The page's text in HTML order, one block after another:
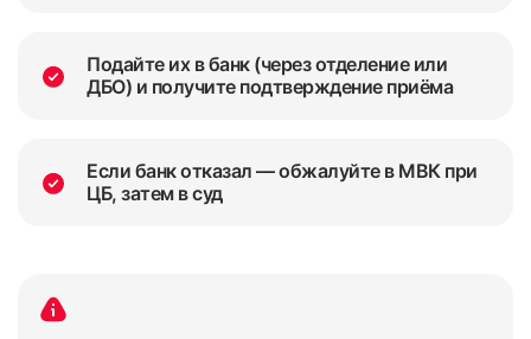
Подайте их в банк (через отделение или
ДБО) и получите подтверждение приёма
Если банк отказал — обжалуйте в МВК при
ЦБ, затем в суд